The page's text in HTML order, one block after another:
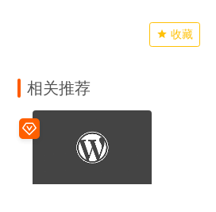
收藏
相关推荐